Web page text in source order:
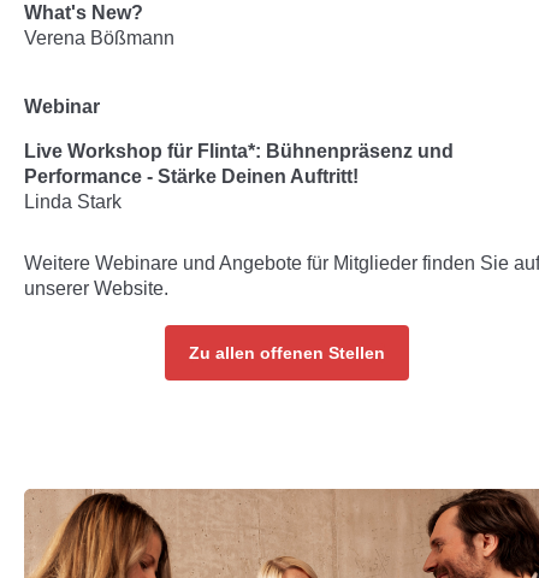
What's New?
Verena Bößmann
Webinar
Live Workshop für Flinta*: Bühnenpräsenz und
Performance - Stärke Deinen Auftritt!
Linda Stark
Weitere Webinare und Angebote für Mitglieder finden Sie auf
unserer Website.
Zu allen offenen Stellen